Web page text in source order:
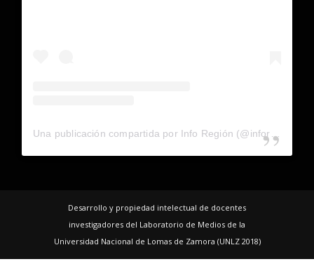
Desarrollo y propiedad intelectual de docentes
investigadores del Laboratorio de Medios de la
Universidad Nacional de Lomas de Zamora (UNLZ 2018)